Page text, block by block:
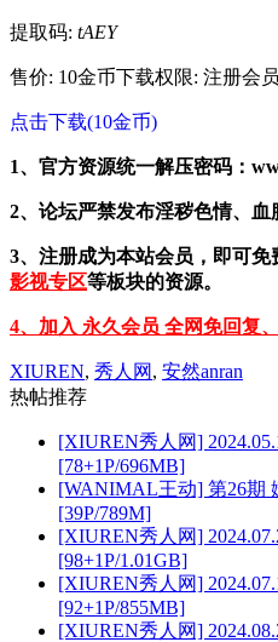
提取码: tAEY
售价: 10金币下载权限: 注册会员
点击下载(10金币)
1、官方资源统一解压密码：
2、论坛严禁发布淫秽色情、血
3、注册成为本站会员，即可免
影视专区等板块的资源。
4、加入 永久会员 全网免回复
XIUREN, 秀人网 , 安然anran
热帖推荐
[XIUREN秀人网]
[78+1P/696MB]
[WANIMAL王动] 第26期
[39P/789M]
[XIUREN秀人网]
[98+1P/1.01GB]
[XIUREN秀人网]
[92+1P/855MB]
[XIUREN秀人网]